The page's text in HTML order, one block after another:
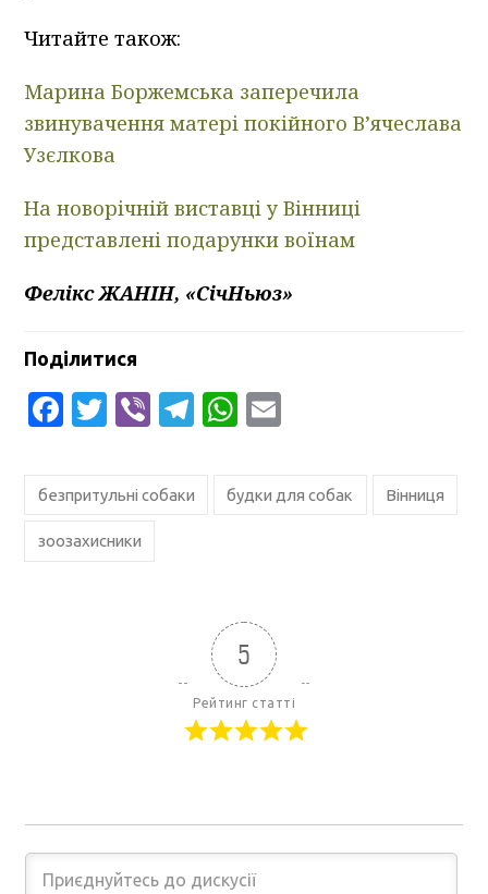
Читайте також:
Марина Боржемська заперечила
звинувачення матері покійного В’ячеслава
Узєлкова
На новорічній виставці у Вінниці
представлені подарунки воїнам
Фелікс ЖАНІН, «СічНьюз»
Поділитися
Facebook
Twitter
ViberTelegram
WhatsApp
безпритульні собаки будки для собак Вінниця
зоозахисники
5
Рейтинг статті